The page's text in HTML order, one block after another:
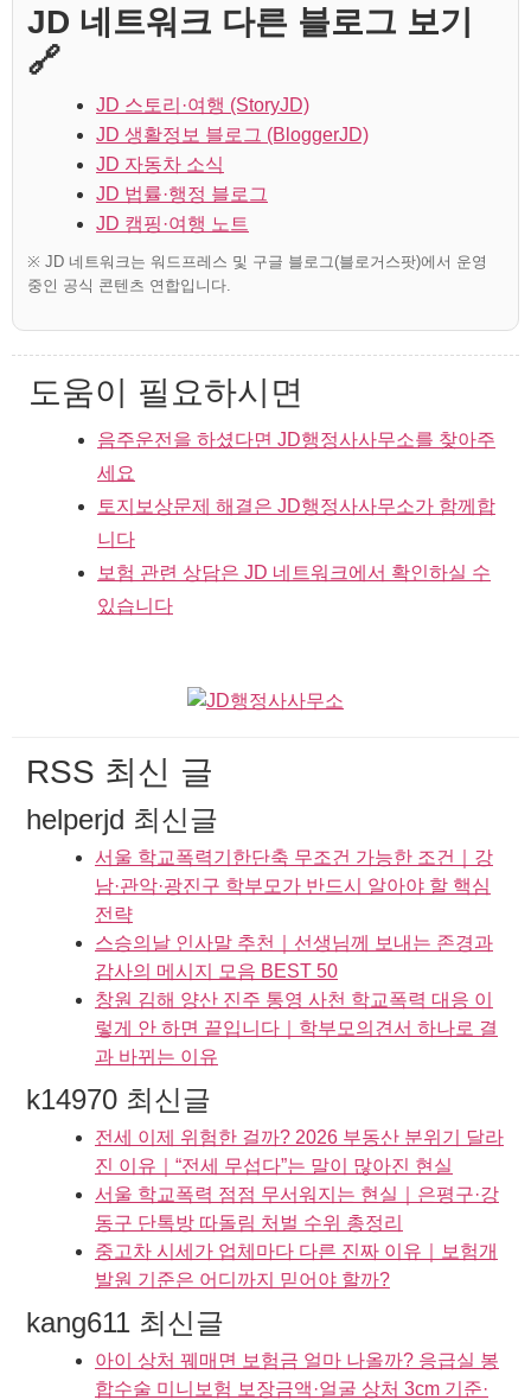
JD 네트워크 다른 블로그 보기
🔗
JD 스토리·여행 (StoryJD)
JD 생활정보 블로그 (BloggerJD)
JD 자동차 소식
JD 법률·행정 블로그
JD 캠핑·여행 노트
※ JD 네트워크는 워드프레스 및 구글 블로그(블로거스팟)에서 운영
중인 공식 콘텐츠 연합입니다.
도움이 필요하시면
음주운전을 하셨다면 JD행정사사무소를 찾아주
세요
토지보상문제 해결은 JD행정사사무소가 함께합
니다
보험 관련 상담은 JD 네트워크에서 확인하실 수
있습니다
RSS 최신 글
helperjd 최신글
서울 학교폭력기한단축 무조건 가능한 조건｜강
남·관악·광진구 학부모가 반드시 알아야 할 핵심
전략
스승의날 인사말 추천｜선생님께 보내는 존경과
감사의 메시지 모음 BEST 50
창원 김해 양산 진주 통영 사천 학교폭력 대응 이
렇게 안 하면 끝입니다｜학부모의견서 하나로 결
과 바뀌는 이유
k14970 최신글
전세 이제 위험한 걸까? 2026 부동산 분위기 달라
진 이유｜“전세 무섭다”는 말이 많아진 현실
서울 학교폭력 점점 무서워지는 현실｜은평구·강
동구 단톡방 따돌림 처벌 수위 총정리
중고차 시세가 업체마다 다른 진짜 이유｜보험개
발원 기준은 어디까지 믿어야 할까?
kang611 최신글
아이 상처 꿰매면 보험금 얼마 나올까? 응급실 봉
합수술 미니보험 보장금액·얼굴 상처 3cm 기준·